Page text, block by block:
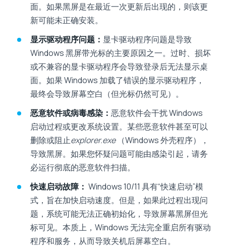
面。如果黑屏是在最近一次更新后出现的，则该更
新可能未正确安装。
显示驱动程序问题： 显卡驱动程序问题是导致
Windows 黑屏带光标的主要原因之一。过时、损坏
或不兼容的显卡驱动程序会导致登录后无法显示桌
面。如果 Windows 加载了错误的显示驱动程序，
最终会导致屏幕空白（但光标仍然可见）。
恶意软件或病毒感染： 恶意软件会干扰 Windows
启动过程或更改系统设置。某些恶意软件甚至可以
删除或阻止explorer.exe（Windows 外壳程序），
导致黑屏。如果您怀疑问题可能由感染引起，请务
必运行彻底的恶意软件扫描。
快速启动故障： Windows 10/11 具有“快速启动”模
式，旨在加快启动速度。但是，如果此过程出现问
题，系统可能无法正确初始化，导致屏幕黑屏但光
标可见。本质上，Windows 无法完全重启所有驱动
程序和服务，从而导致关机后屏幕空白。